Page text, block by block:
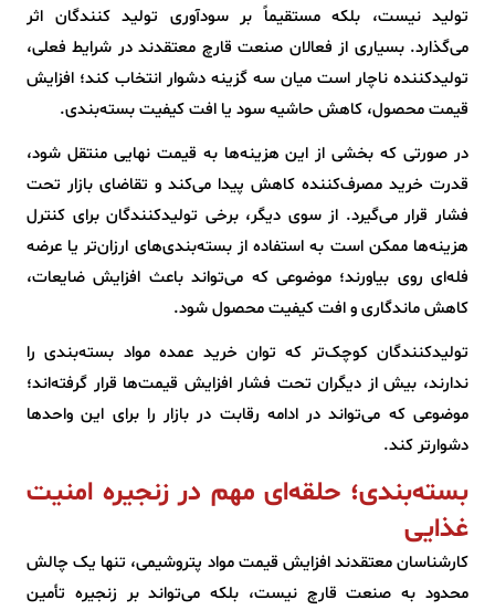
تولید نیست، بلکه مستقیماً بر سودآوری تولید کنندگان اثر
می‌گذارد. بسیاری از فعالان صنعت قارچ معتقدند در شرایط فعلی،
تولیدکننده ناچار است میان سه گزینه دشوار انتخاب کند؛ افزایش
قیمت محصول، کاهش حاشیه سود یا افت کیفیت بسته‌بندی.
در صورتی که بخشی از این هزینه‌ها به قیمت نهایی منتقل شود،
قدرت خرید مصرف‌کننده کاهش پیدا می‌کند و تقاضای بازار تحت
فشار قرار می‌گیرد. از سوی دیگر، برخی تولیدکنندگان برای کنترل
هزینه‌ها ممکن است به استفاده از بسته‌بندی‌های ارزان‌تر یا عرضه
فله‌ای روی بیاورند؛ موضوعی که می‌تواند باعث افزایش ضایعات،
کاهش ماندگاری و افت کیفیت محصول شود.
تولیدکنندگان کوچک‌تر که توان خرید عمده مواد بسته‌بندی را
ندارند، بیش از دیگران تحت فشار افزایش قیمت‌ها قرار گرفته‌اند؛
موضوعی که می‌تواند در ادامه رقابت در بازار را برای این واحدها
دشوارتر کند.
بسته‌بندی؛ حلقه‌ای مهم در زنجیره امنیت
غذایی
کارشناسان معتقدند افزایش قیمت مواد پتروشیمی، تنها یک چالش
محدود به صنعت قارچ نیست، بلکه می‌تواند بر زنجیره تأمین